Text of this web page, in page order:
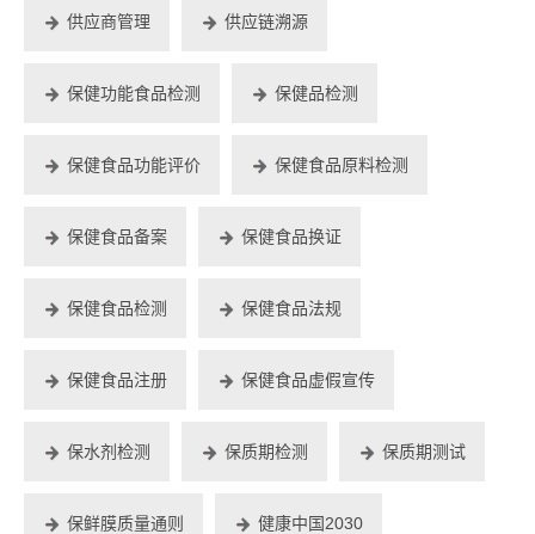
供应商管理 供应链溯源
保健功能食品检测 保健品检测
保健食品功能评价 保健食品原料检测
保健食品备案 保健食品换证
保健食品检测 保健食品法规
保健食品注册 保健食品虚假宣传
保水剂检测 保质期检测 保质期测试
保鲜膜质量通则 健康中国2030